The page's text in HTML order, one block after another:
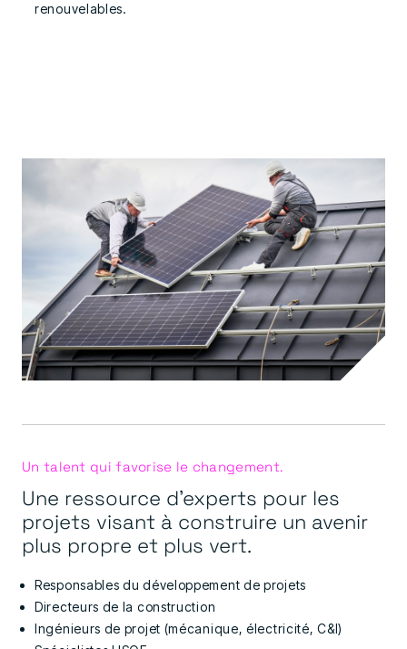
renouvelables.
Un talent qui favorise le changement.
Une ressource d'experts pour les
projets visant à construire un avenir
plus propre et plus vert.
Responsables du développement de projets
Directeurs de la construction
Ingénieurs de projet (mécanique, électricité, C&I)